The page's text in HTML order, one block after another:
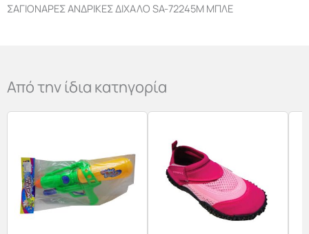
ΣΑΓΙΟΝΑΡΕΣ ΑΝΔΡΙΚΕΣ ΔΙΧΑΛΟ SA-72245M ΜΠΛΕ
Από την ίδια κατηγορία